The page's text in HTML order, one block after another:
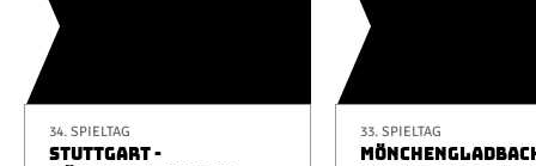
34. SPIELTAG
STUTTGART -
33. SPIELTAG